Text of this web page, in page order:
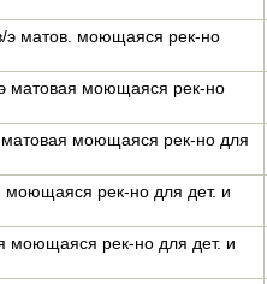
э матов. моющаяся рек-но
матовая моющаяся рек-но
моющаяся рек-но для
моющаяся рек-но для дет. и
моющаяся рек-но для дет. и